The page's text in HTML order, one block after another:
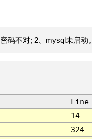
码不对; 2、mysql未启动。
Line
14
324